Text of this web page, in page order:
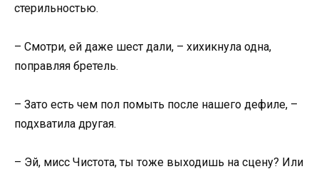
стерильностью.
– Смотри, ей даже шест дали, – хихикнула одна,
поправляя бретель.
– Зато есть чем пол помыть после нашего дефиле, –
подхватила другая.
– Эй, мисс Чистота, ты тоже выходишь на сцену? Или